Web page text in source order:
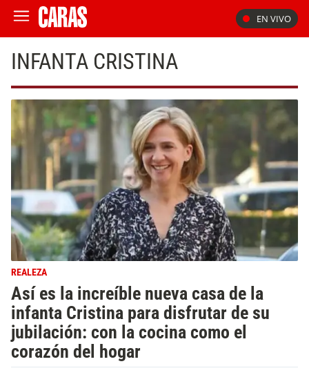
EN VIVO
INFANTA CRISTINA
REALEZA
Así es la increíble nueva casa de la
infanta Cristina para disfrutar de su
jubilación: con la cocina como el
corazón del hogar